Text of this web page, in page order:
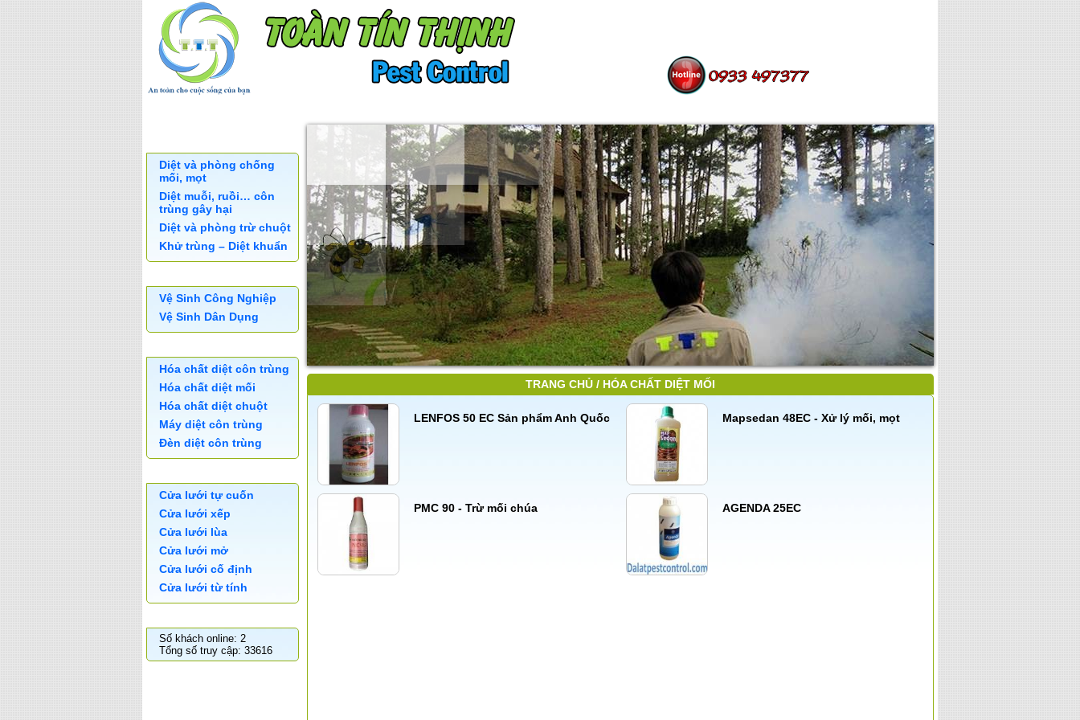
Diệt và phòng chống
mối, mọt
Diệt muỗi, ruồi… côn
trùng gây hại
Diệt và phòng trừ chuột
Khử trùng – Diệt khuẩn
Vệ Sinh Công Nghiệp
Vệ Sinh Dân Dụng
Hóa chất diệt côn trùng
Hóa chất diệt mối
Hóa chất diệt chuột
Máy diệt côn trùng
Đèn diệt côn trùng
Cửa lưới tự cuốn
Cửa lưới xếp
Cửa lưới lùa
Cửa lưới mở
Cửa lưới cố định
Cửa lưới từ tính
Số khách online: 2
Tổng số truy cập: 33616
TRANG CHỦ / HÓA CHẤT DIỆT MỐI
LENFOS 50 EC Sản phẩm Anh Quốc Mapsedan 48EC - Xử lý mối, mọt
PMC 90 - Trừ mối chúa AGENDA 25EC